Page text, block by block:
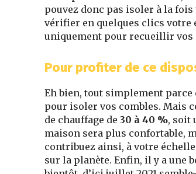
pouvez donc pas isoler à la
vérifier en quelques clics
uniquement pour recueillir vos
Pour profiter de ce
Eh bien, tout simplement parce
pour isoler vos combles. Mais
de chauffage de 30 à 40 %, soit
maison sera plus confortable,
contribuez ainsi, à votre
sur la planète. Enfin, il y a une